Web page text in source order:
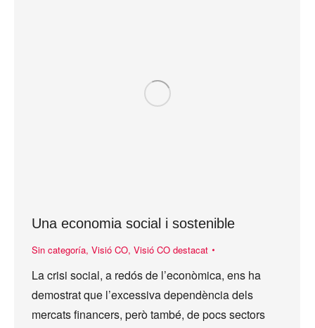
Una economia social i sostenible
Sin categoría, Visió CO, Visió CO destacat
La crisi social, a redós de l’econòmica, ens ha
demostrat que l’excessiva dependència dels
mercats financers, però també, de pocs sectors